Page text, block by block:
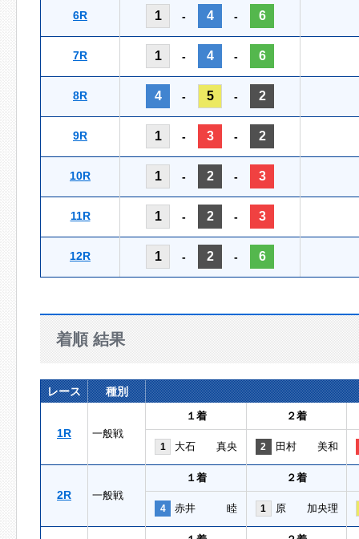
6R 1 - 4 - 6
7R 1 - 4 - 6
8R 4 - 5 - 2
9R 1 - 3 - 2
10R 1 - 2 - 3
11R 1 - 2 - 3
12R 1 - 2 - 6
着順 結果
レース 種別
1R 一般戦
１着 ２着
1 大石 真央 2 田村 美和
2R 一般戦
１着 ２着
4 赤井 睦 1 原 加央理